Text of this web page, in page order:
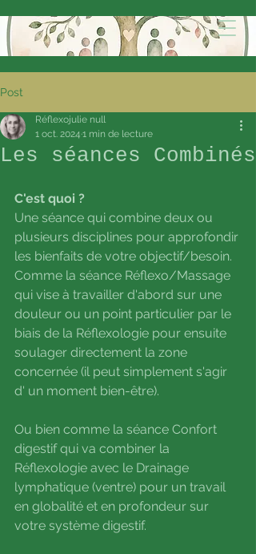
Post
Les séances Combinés
Réflexojulie null
1 oct. 2024 1 min de lecture
C'est quoi ?
Une séance qui combine deux ou
plusieurs disciplines pour approfondir
les bienfaits de votre objectif/besoin.
Comme la séance Réflexo/Massage
qui vise à travailler d'abord sur une
douleur ou un point particulier par le
biais de la Réflexologie pour ensuite
soulager directement la zone
concernée (il peut simplement s'agir
d' un moment bien-être).
Ou bien comme la séance Confort
digestif qui va combiner la
Réflexologie avec le Drainage
lymphatique (ventre) pour un travail
en globalité et en profondeur sur
votre système digestif.